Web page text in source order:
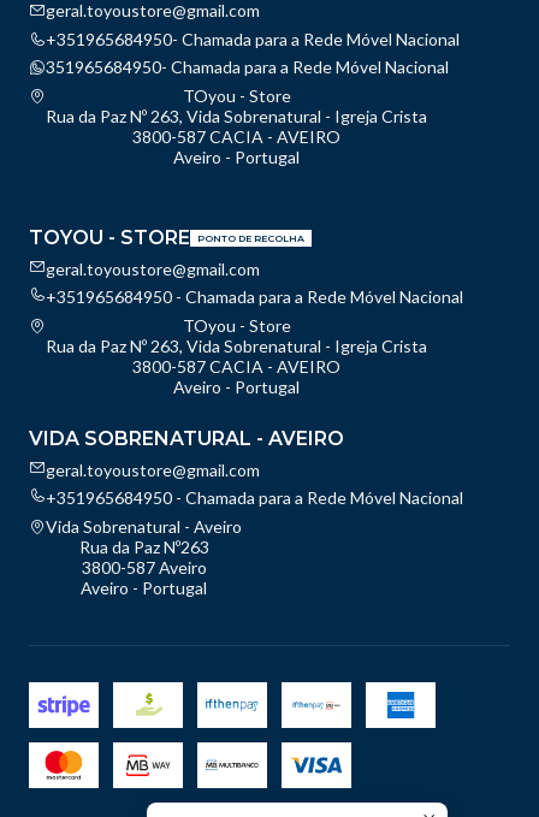
geral.toyoustore@gmail.com
+351965684950- Chamada para a Rede Móvel Nacional
351965684950- Chamada para a Rede Móvel Nacional
TOyou - Store
Rua da Paz Nº 263, Vida Sobrenatural - Igreja Crista
3800-587 CACIA - AVEIRO
Aveiro - Portugal
TOYOU - STORE PONTO DE RECOLHA
geral.toyoustore@gmail.com
+351965684950 - Chamada para a Rede Móvel Nacional
TOyou - Store
Rua da Paz Nº 263, Vida Sobrenatural - Igreja Crista
3800-587 CACIA - AVEIRO
Aveiro - Portugal
VIDA SOBRENATURAL - AVEIRO
geral.toyoustore@gmail.com
+351965684950 - Chamada para a Rede Móvel Nacional
Vida Sobrenatural - Aveiro
Rua da Paz Nº263
3800-587 Aveiro
Aveiro - Portugal